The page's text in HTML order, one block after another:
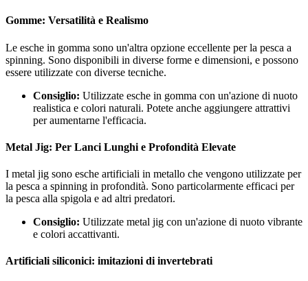
Gomme: Versatilità e Realismo
Le esche in gomma sono un'altra opzione eccellente per la pesca a
spinning. Sono disponibili in diverse forme e dimensioni, e possono
essere utilizzate con diverse tecniche.
Consiglio: Utilizzate esche in gomma con un'azione di nuoto
realistica e colori naturali. Potete anche aggiungere attrattivi
per aumentarne l'efficacia.
Metal Jig: Per Lanci Lunghi e Profondità Elevate
I metal jig sono esche artificiali in metallo che vengono utilizzate per
la pesca a spinning in profondità. Sono particolarmente efficaci per
la pesca alla spigola e ad altri predatori.
Consiglio: Utilizzate metal jig con un'azione di nuoto vibrante
e colori accattivanti.
Artificiali siliconici: imitazioni di invertebrati